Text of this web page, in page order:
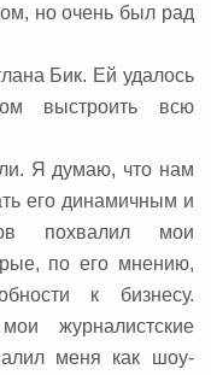
но очень был рад
Бик. Ей удалось
выстроить всю
Я думаю, что нам
его динамичным и
похвалил мои
по его мнению,
к бизнесу.
журналистские
меня как шоу-